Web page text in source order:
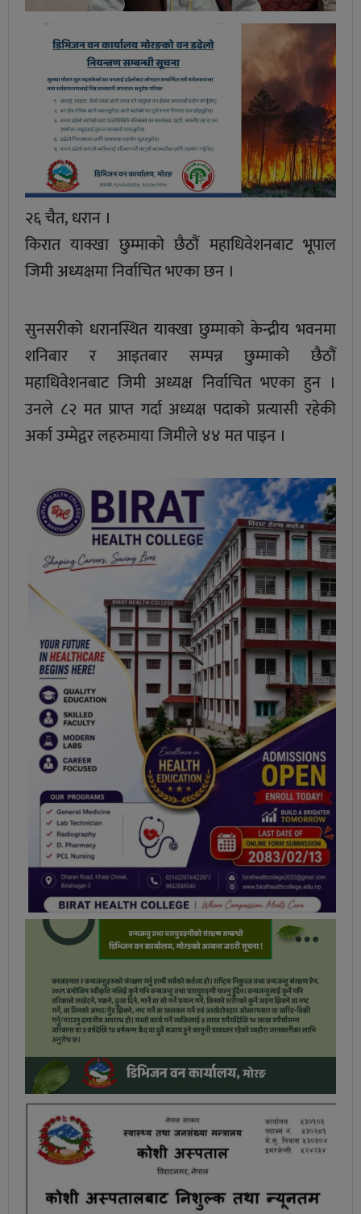
२६ चैत, धरान ।
किरात याक्खा छुम्माको छैठौं महाधिवेशनबाट भूपाल
जिमी अध्यक्षमा निर्वाचित भएका छन ।
सुनसरीको धरानस्थित याक्खा छुम्माको केन्द्रीय भवनमा
शनिबार र आइतबार सम्पन्न छुम्माको छैठौं
महाधिवेशनबाट जिमी अध्यक्ष निर्वाचित भएका हुन ।
उनले ८२ मत प्राप्त गर्दा अध्यक्ष पदाको प्रत्यासी रहेकी
अर्का उम्मेद्वर लहरुमाया जिमीले ४४ मत पाइन ।